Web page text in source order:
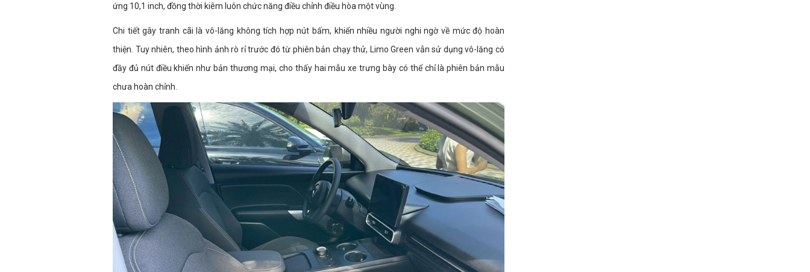
ứng 10,1 inch, đồng thời kiêm luôn chức năng điều chỉnh điều hòa một vùng.
Chi tiết gây tranh cãi là vô-lăng không tích hợp nút bấm, khiến nhiều người nghi ngờ về mức độ hoàn
thiện. Tuy nhiên, theo hình ảnh rò rỉ trước đó từ phiên bản chạy thử, Limo Green vẫn sử dụng vô-lăng có
đầy đủ nút điều khiển như bản thương mại, cho thấy hai mẫu xe trưng bày có thể chỉ là phiên bản mẫu
chưa hoàn chỉnh.